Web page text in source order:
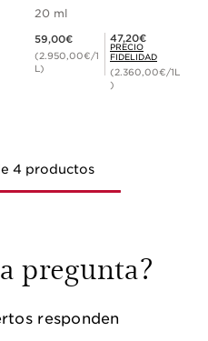
20 ml
59,00€
(2.950,00€/1
L)
Precio Fidelidad 47,20€
47,20€
PRECIO
FIDELIDAD
(2.360,00€/1L
)
4 productos
pregunta?
responden